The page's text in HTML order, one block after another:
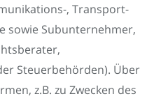
, Transport-
sowie Subunternehmer,
Steuerbehörden). Über
z.B. zu Zwecken des